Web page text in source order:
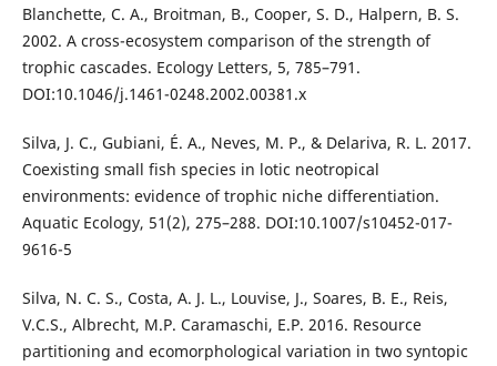
Blanchette, C. A., Broitman, B., Cooper, S. D., Halpern, B. S.
2002. A cross-ecosystem comparison of the strength of
trophic cascades. Ecology Letters, 5, 785–791.
DOI:10.1046/j.1461-0248.2002.00381.x
Silva, J. C., Gubiani, É. A., Neves, M. P., & Delariva, R. L. 2017.
Coexisting small fish species in lotic neotropical
environments: evidence of trophic niche differentiation.
Aquatic Ecology, 51(2), 275–288. DOI:10.1007/s10452-017-
9616-5
Silva, N. C. S., Costa, A. J. L., Louvise, J., Soares, B. E., Reis,
V.C.S., Albrecht, M.P. Caramaschi, E.P. 2016. Resource
partitioning and ecomorphological variation in two syntopic